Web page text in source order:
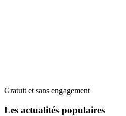
Gratuit et sans engagement
Les actualités populaires